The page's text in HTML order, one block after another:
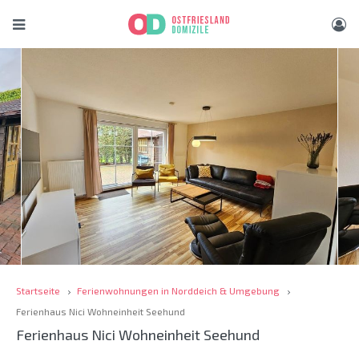
Startseite
Ferienwohnungen in Norddeich & Umgebung
Ferienhaus Nici Wohneinheit Seehund
Ferienhaus Nici Wohneinheit Seehund